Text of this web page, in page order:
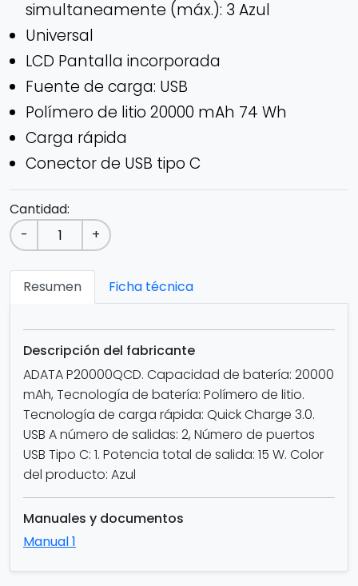
simultaneamente (máx.): 3 Azul
Universal
LCD Pantalla incorporada
Fuente de carga: USB
Polímero de litio 20000 mAh 74 Wh
Carga rápida
Conector de USB tipo C
Cantidad:
-
+
Resumen Ficha técnica
Descripción del fabricante
ADATA P20000QCD. Capacidad de batería: 20000
mAh, Tecnología de batería: Polímero de litio.
Tecnología de carga rápida: Quick Charge 3.0.
USB A número de salidas: 2, Número de puertos
USB Tipo C: 1. Potencia total de salida: 15 W. Color
del producto: Azul
Manuales y documentos
Manual 1